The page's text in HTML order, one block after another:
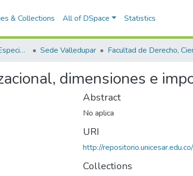
& Collections All of DSpace Statistics
Trabajos de Grado (Especializaciones y Pregrados) Sede Valledupar
dimensiones e
Abstract
No aplica
URI
http://
Collections